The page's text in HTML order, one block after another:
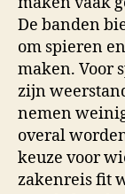
De banden
om spieren
maken. Voor
zijn
nemen
overal
keuze voor
zakenreis fit